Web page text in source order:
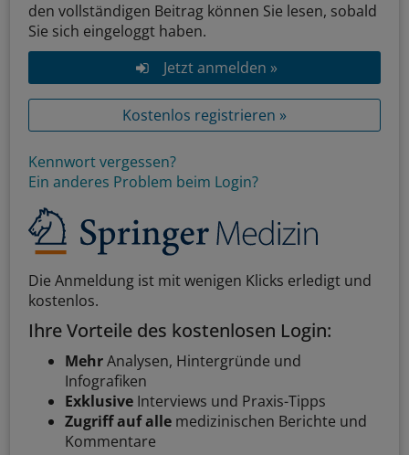
den vollständigen Beitrag können Sie lesen, sobald
Sie sich eingeloggt haben.
Jetzt anmelden »
Kostenlos registrieren »
Kennwort vergessen?
Ein anderes Problem beim Login?
Die Anmeldung ist mit wenigen Klicks erledigt und
kostenlos.
Ihre Vorteile des kostenlosen Login:
MehrAnalysen, Hintergründe und
Infografiken
Exklusive Interviews und Praxis-Tipps
Zugriff auf alle medizinischen Berichte und
Kommentare